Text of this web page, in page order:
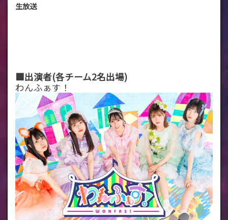
生放送
■出演者(各チーム2名出場)
わんふぁす！